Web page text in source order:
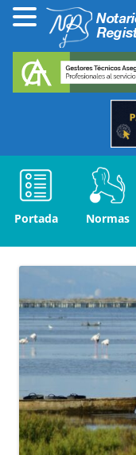
Portada Normas